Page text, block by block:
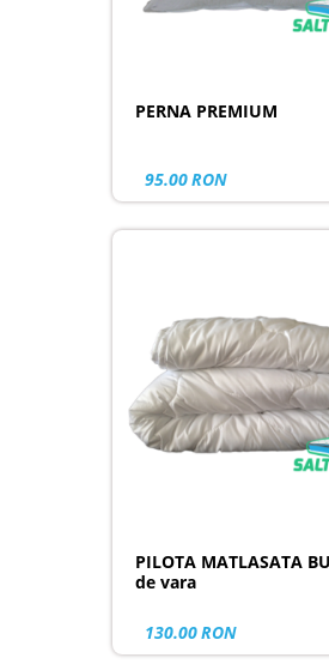
PERNA PREMIUM
95.00RON
PILOTA MATLASATA
de vara
130.00RON